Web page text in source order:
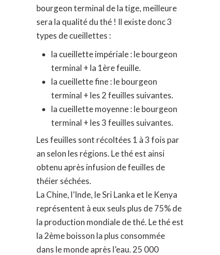
bourgeon terminal de la tige, meilleure
sera la qualité du thé ! Il existe donc 3
types de cueillettes :
la cueillette impériale : le bourgeon
terminal + la 1ère feuille.
la cueillette fine : le bourgeon
terminal + les 2 feuilles suivantes.
la cueillette moyenne : le bourgeon
terminal + les 3 feuilles suivantes.
Les feuilles sont récoltées 1 à 3 fois par
an selon les régions. Le thé est ainsi
obtenu après infusion de feuilles de
théier séchées.
La Chine, l’Inde, le Sri Lanka et le Kenya
représentent à eux seuls plus de 75% de
la production mondiale de thé. Le thé est
la 2ème boisson la plus consommée
dans le monde après l’eau. 25 000